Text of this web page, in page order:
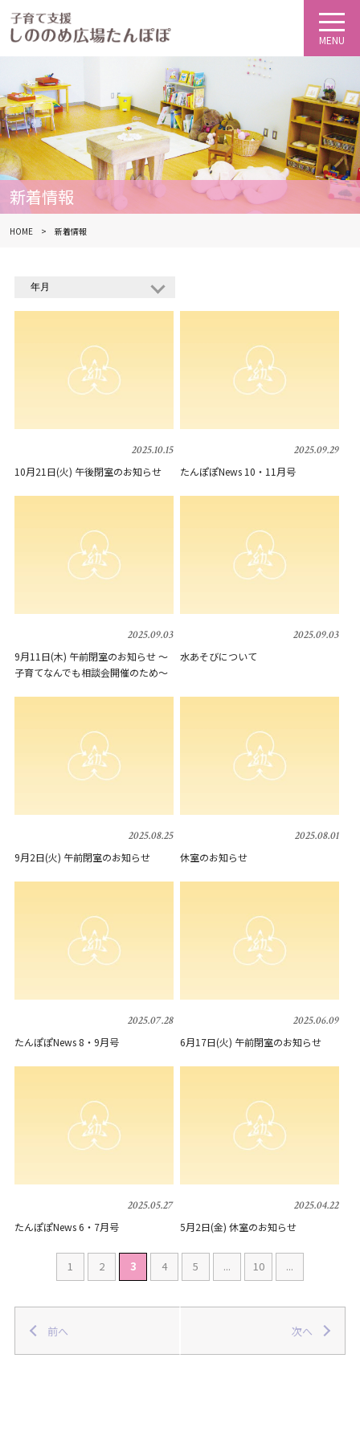
新着情報
HOME 新着情報
2025.10.15
10月21日(火) 午後閉室のお知らせ
2025.09.29
たんぽぽNews 10・11月号
2025.09.03
9月11日(木) 午前閉室のお知らせ ～
子育てなんでも相談会開催のため～
2025.09.03
水あそびについて
2025.08.25
9月2日(火) 午前閉室のお知らせ
2025.08.01
休室のお知らせ
2025.07.28
たんぽぽNews 8・9月号
2025.06.09
6月17日(火) 午前閉室のお知らせ
2025.05.27
たんぽぽNews 6・7月号
2025.04.22
5月2日(金) 休室のお知らせ
前へ
1 2 3 4 5 ... 10 ...
次へ